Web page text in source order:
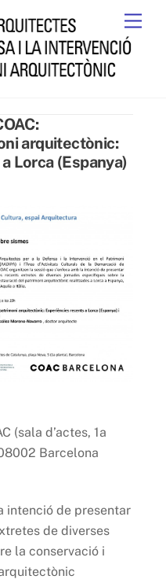
arquitectònic:
Lorca (Espanya)
(sala d’actes, 1a
Barcelona
intenció de presentar
de diverses
la conservació i